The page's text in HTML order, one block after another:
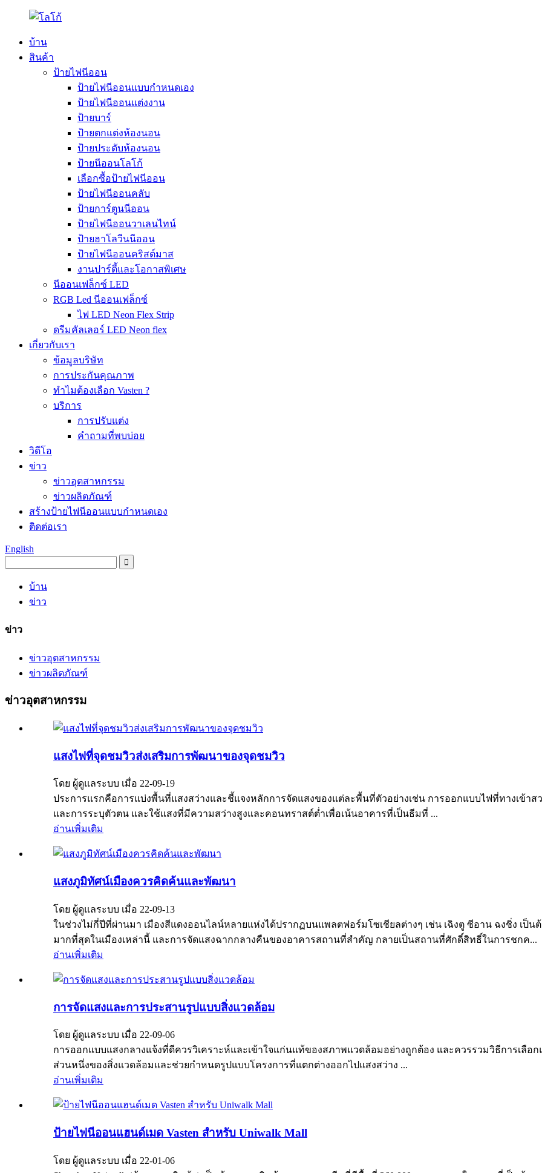
บ้าน
สินค้า
ป้ายไฟนีออน
ป้ายไฟนีออนแบบกำหนดเอง
ป้ายไฟนีออนแต่งงาน
ป้ายบาร์
ป้ายตกแต่งห้องนอน
ป้ายประดับห้องนอน
ป้ายนีออนโลโก้
เลือกซื้อป้ายไฟนีออน
ป้ายไฟนีออนคลับ
ป้ายการ์ตูนนีออน
ป้ายไฟนีออนวาเลนไทน์
ป้ายฮาโลวีนนีออน
ป้ายไฟนีออนคริสต์มาส
งานปาร์ตี้และโอกาสพิเศษ
นีออนเฟล็กซ์ LED
RGB Led นีออนเฟล็กซ์
ไฟ LED Neon Flex Strip
ดรีมคัลเลอร์ LED Neon flex
เกี่ยวกับเรา
ข้อมูลบริษัท
การประกันคุณภาพ
ทำไมต้องเลือก Vasten ?
บริการ
การปรับแต่ง
คำถามที่พบบ่อย
วิดีโอ
ข่าว
ข่าวอุตสาหกรรม
ข่าวผลิตภัณฑ์
สร้างป้ายไฟนีออนแบบกำหนดเอง
ติดต่อเรา
English
บ้าน
ข่าว
ข่าว
ข่าวอุตสาหกรรม
ข่าวผลิตภัณฑ์
ข่าวอุตสาหกรรม
แสงไฟที่จุดชมวิวส่งเสริมการพัฒนาของจุดชมวิว
โดย ผู้ดูแลระบบ เมื่อ 22-09-19
ประการแรกคือการแบ่งพื้นที่แสงสว่างและชี้แจงหลักการจัดแสงของแต่ละพื้นที่ตัวอย่างเช่น การออกแบบไฟที่ทางเข้
และการระบุตัวตน และใช้แสงที่มีความสว่างสูงและคอนทราสต์ต่ำเพื่อเน้นอาคารที่เป็นธีมที่ ...
อ่านเพิ่มเติม
แสงภูมิทัศน์เมืองควรคิดค้นและพัฒนา
โดย ผู้ดูแลระบบ เมื่อ 22-09-13
ในช่วงไม่กี่ปีที่ผ่านมา เมืองสีแดงออนไลน์หลายแห่งได้ปรากฏบนแพลตฟอร์มโซเชียลต่างๆ เช่น เฉิงตู ซีอาน ฉงชิ่ง เป็
มากที่สุดในเมืองเหล่านี้ และการจัดแสงฉากกลางคืนของอาคารสถานที่สำคัญ กลายเป็นสถานที่ศักดิ์สิทธิ์ในการชกค...
อ่านเพิ่มเติม
การจัดแสงและการประสานรูปแบบสิ่งแวดล้อม
โดย ผู้ดูแลระบบ เมื่อ 22-09-06
การออกแบบแสงกลางแจ้งที่ดีควรวิเคราะห์และเข้าใจแก่นแท้ของสภาพแวดล้อมอย่างถูกต้อง และควรรวมวิธีการเลือ
ส่วนหนึ่งของสิ่งแวดล้อมและช่วยกำหนดรูปแบบโครงการที่แตกต่างออกไปแสงสว่าง ...
อ่านเพิ่มเติม
ป้ายไฟนีออนแฮนด์เมด Vasten สำหรับ Uniwalk Mall
โดย ผู้ดูแลระบบ เมื่อ 22-01-06